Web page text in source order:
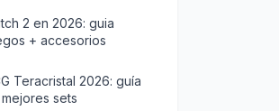
2 en 2026: guia
+ accesorios
Teracristal 2026: guía
sets